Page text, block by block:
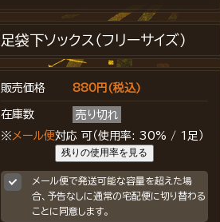
足袋下ソックス（フリーサイズ）
販売価格 880円(税込)
在庫数
売り切れ
※ メール便対応 可（使用率: 30% / 1足）
残りの使用率を見る
メール便で発送可能な容量を超えた場
合、予告なしに通常の宅配便に切り替わる
ことに同意します。